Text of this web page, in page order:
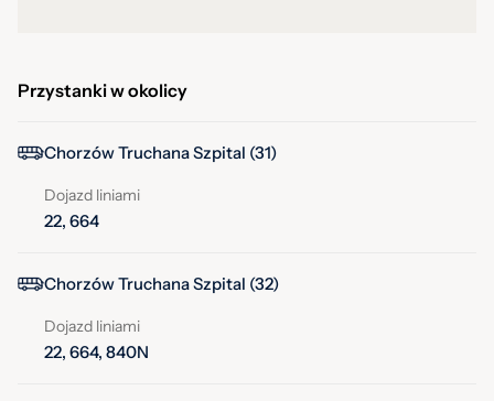
Przystanki w okolicy
Chorzów Truchana Szpital (31)
Dojazd liniami
22, 664
Chorzów Truchana Szpital (32)
Dojazd liniami
22, 664, 840N